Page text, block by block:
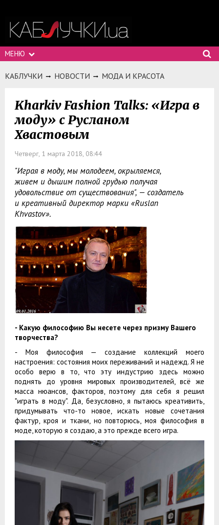
МЕНЮ
КАБЛУЧКИ НОВОСТИ МОДА И КРАСОТА
Kharkiv Fashion Talks: «Игра в
моду» с Русланом
Хвастовым
Четверг, 1 марта 2018, 08:44
"Играя в моду, мы молодеем, окрыляемся,
живем и дышим полной грудью получая
удовольствие от существования", — создатель
и креативный директор марки «Ruslan
Khvastov».
- Какую философию Вы несете через призму Вашего
творчества?
- Моя философия — создание коллекций моего
настроения: состояния моих переживаний и надежд. Я не
особо верю в то, что эту индустрию здесь можно
поднять до уровня мировых производителей, всё же
масса нюансов, факторов, поэтому для себя я решил
"играть в моду". Да, безусловно, я пытаюсь креативить,
придумывать что-то новое, искать новые сочетания
фактур, кроя и ткани, но повторюсь, моя философия в
моде, которую я создаю, а это прежде всего игра.